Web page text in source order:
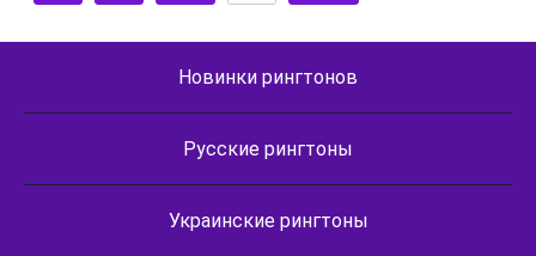
Новинки рингтонов
Русские рингтоны
Украинские рингтоны